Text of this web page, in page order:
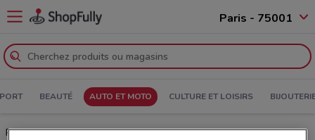
Paris - 75001
BEAUTÉ AUTO ET MOTO CULTURE ET LOISIRS
Roady Paris: Prospectus, Horaires d’ouverture et Adresses